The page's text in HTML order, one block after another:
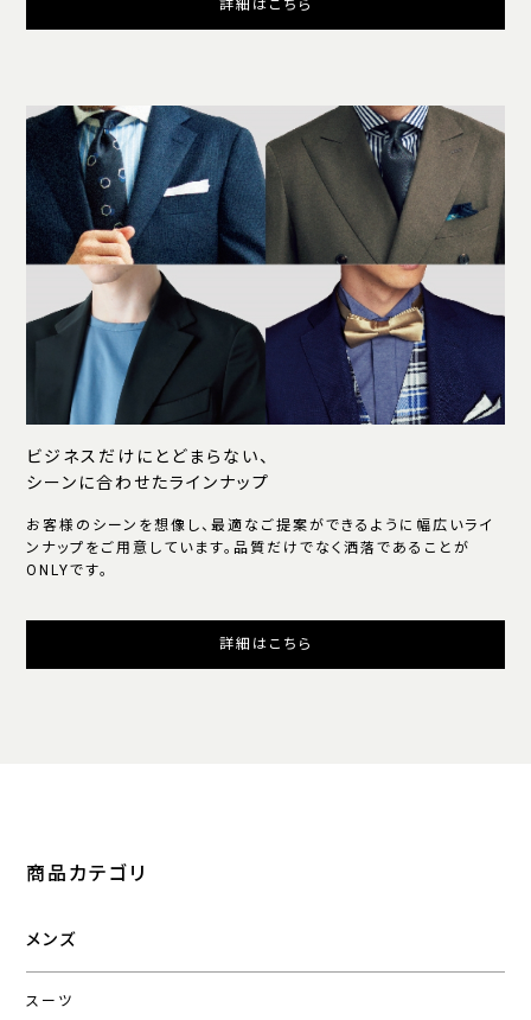
詳細はこちら
ビジネスだけにとどまらない、
シーンに合わせたラインナップ
お客様のシーンを想像し、最適なご提案ができるように幅広いライ
ンナップをご用意しています。品質だけでなく洒落であることが
ONLYです。
詳細はこちら
商品カテゴリ
メンズ
スーツ